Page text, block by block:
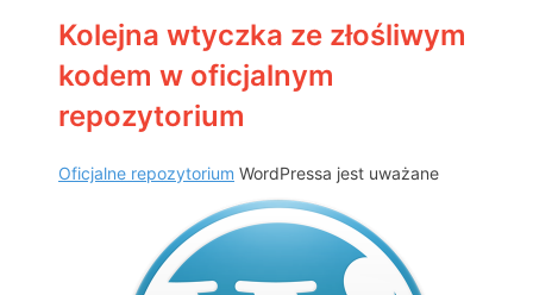
Kolejna wtyczka ze złośliwym
kodem w oficjalnym
repozytorium
Oficjalne repozytorium WordPressa jest uważane